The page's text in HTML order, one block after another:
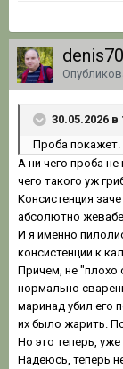
denis70
30.05.2026
Проба покажет.
А ни чего проба
чего такого уж
Консистенция
абсолютно
И я именно
консистенции к
Причем, не "плохо
нормально
маринад убил его
их было жарить.
Но это теперь, уже
Надеюсь, теперь